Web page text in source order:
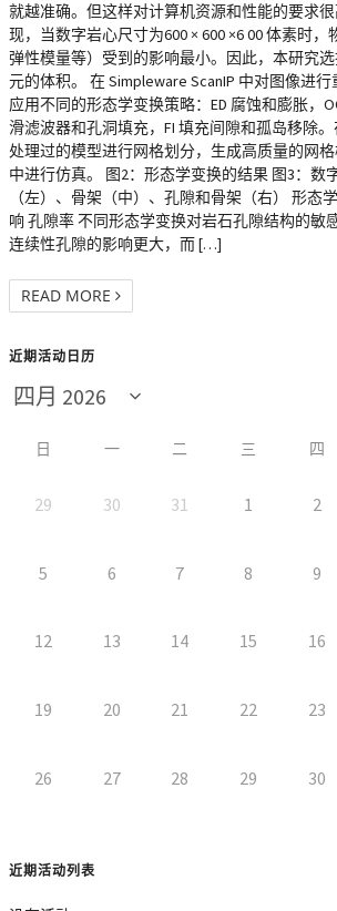
就越准确。但这样对计算机资源和性能的要求
现，当数字岩心尺寸为600 × 600 ×6 00 体素时，
弹性模量等）受到的影响最小。因此，本研究
元的体积。 在 Simpleware ScanIP 中对图像进行
应用不同的形态学变换策略：ED 腐蚀和膨胀，
滑滤波器和孔洞填充，FI 填充间隙和孤岛移除。
处理过的模型进行网格划分，生成高质量的网格
中进行仿真。 图2：形态学变换的结果 图3：数
（左）、骨架（中）、孔隙和骨架（右） 形态
响 孔隙率 不同形态学变换对岩石孔隙结构的敏
连续性孔隙的影响更大，而 […]
READ MORE
近期活动日历
日 一 二 三 四
29 30 31 1 2
5 6 7 8 9
12 13 14 15 16
19 20 21 22 23
26 27 28 29 30
近期活动列表